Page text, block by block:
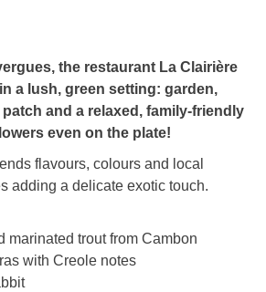
the restaurant La Clairière
a lush, green setting: garden,
and a relaxed, family-friendly
even on the plate!
flavours, colours and local
adding a delicate exotic touch.
marinated trout from Cambon
with Creole notes